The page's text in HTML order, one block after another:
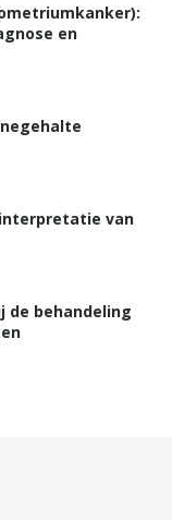
en
van
de behandeling